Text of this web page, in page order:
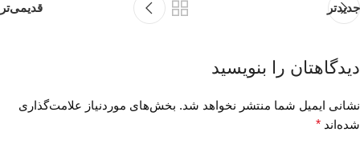
جدیدتر قدیمی‌تر
دیدگاهتان را بنویسید
نشانی ایمیل شما منتشر نخواهد شد. بخش‌های موردنیاز علامت‌گذاری
شده‌اند *